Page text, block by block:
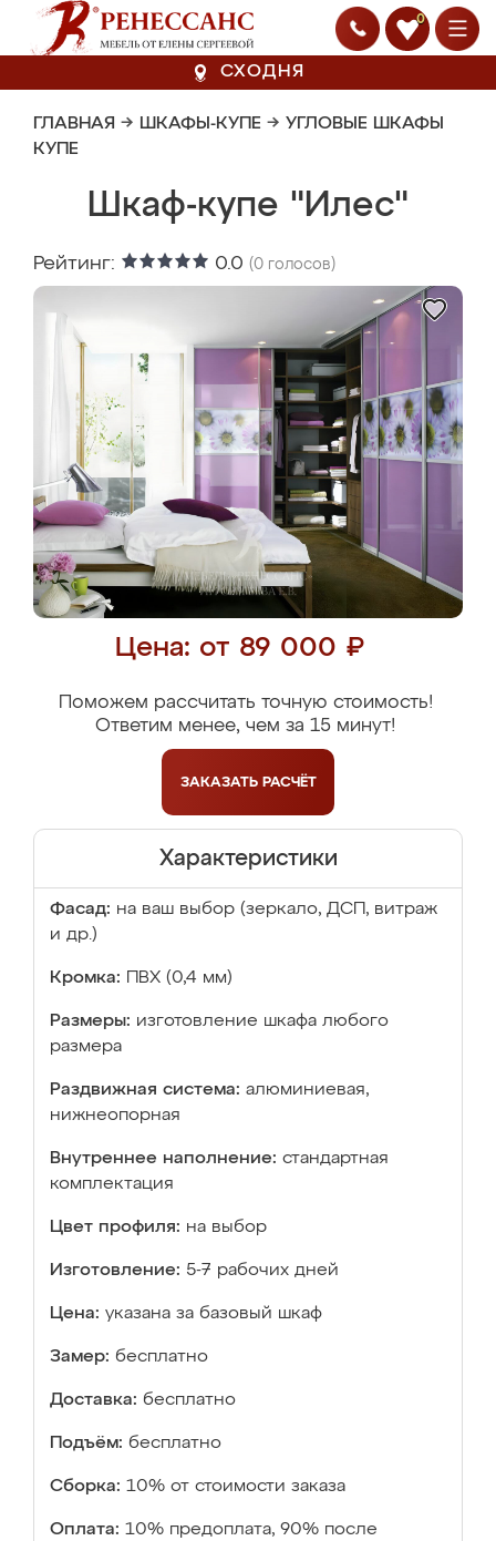
0
СХОДНЯ
ГЛАВНАЯ → ШКАФЫ-КУПЕ → УГЛОВЫЕ ШКАФЫ
КУПЕ
Шкаф-купе "Илес"
Рейтинг: 0.0 (0 голосов)
Цена: от 89 000 ₽
Поможем рассчитать точную стоимость!
Ответим менее, чем за 15 минут!
ЗАКАЗАТЬ РАСЧЁТ
Характеристики
Фасад: на ваш выбор (зеркало, ДСП, витраж
и др.)
Кромка: ПВХ (0,4 мм)
Размеры: изготовление шкафа любого
размера
Раздвижная система: алюминиевая,
нижнеопорная
Внутреннее наполнение: стандартная
комплектация
Цвет профиля: на выбор
Изготовление: 5-7 рабочих дней
Цена: указана за базовый шкаф
Замер: бесплатно
Доставка: бесплатно
Подъём: бесплатно
Сборка: 10% от стоимости заказа
Оплата: 10% предоплата, 90% после